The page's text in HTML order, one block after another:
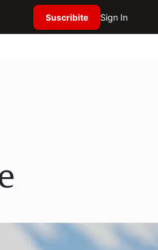
Suscribite Sign In